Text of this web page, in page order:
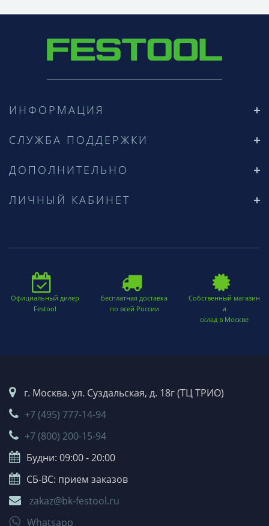
ИНФОРМАЦИЯ
СЛУЖБА ПОДДЕРЖКИ
ДОПОЛНИТЕЛЬНО
ЛИЧНЫЙ КАБИНЕТ
Официальный дилер
Festool
Бесплатная доставка
по всей России
Собственный магазин
и
склад в Москве
г. Москва. ул. Суздальская, д. 18г (ТЦ ТРИО)
+7 (495) 777-14-94
+7 (800) 200-15-94
Будни: 09:00 - 20:00
СБ-ВС: прием заказов
zakaz@bk-festool.ru
Whatsapp